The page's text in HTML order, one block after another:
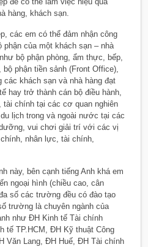
hàng, khách sạn.
các em có thể đảm nhận công
phận của một khách sạn – nhà
bộ phận phòng, ẩm thực, bếp,
bộ phận tiền sảnh (Front Office),
các khách sạn và nhà hàng đạt
hay trở thành cán bộ điều hành,
tài chính tại các cơ quan nghiên
du lịch trong và ngoài nước tại các
vui chơi giải trí với các vị
nhân lực, tài chính,
này, bên cạnh tiếng Anh khá em
ngoại hình (chiều cao, cân
số các trường đều có đào tạo
trường là chuyên ngành của
như ĐH Kinh tế Tài chính
tế TP.HCM, ĐH Kỹ thuật Công
Văn Lang, ĐH Huế, ĐH Tài chính